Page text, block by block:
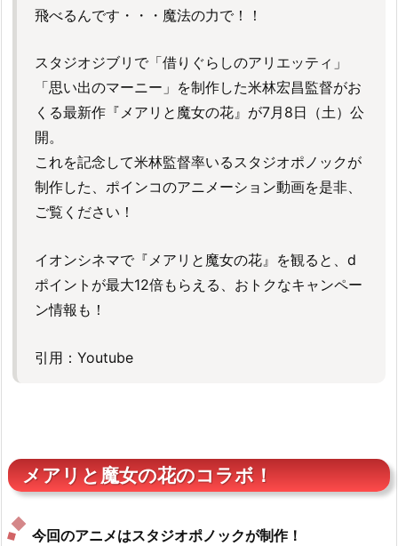
飛べるんです・・・魔法の力で！！
スタジオジブリで「借りぐらしのアリエッティ」
「思い出のマーニー」を制作した米林宏昌監督がお
くる最新作『メアリと魔女の花』が7月8日（土）公
開。
これを記念して米林監督率いるスタジオポノックが
制作した、ポインコのアニメーション動画を是非、
ご覧ください！
イオンシネマで『メアリと魔女の花』を観ると、d
ポイントが最大12倍もらえる、おトクなキャンペー
ン情報も！
引用：Youtube
メアリと魔女の花のコラボ！
今回のアニメはスタジオポノックが制作！